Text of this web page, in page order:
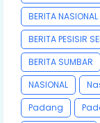
BERITA NASIONAL
BERITA PESISIR
BERITA SUMBAR
NASIONAL
Padang